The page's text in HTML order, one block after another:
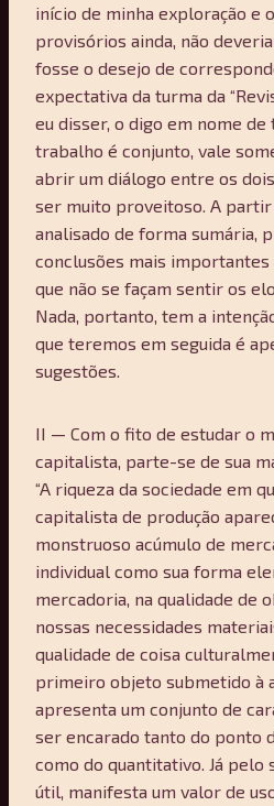
início de minha exploração e
provisórios ainda, não
fosse o desejo de
expectativa da turma da
eu disser, o digo em nome de
trabalho é conjunto, vale
abrir um diálogo entre os
ser muito proveitoso. A
analisado de forma sumária,
conclusões mais importantes
que não se façam sentir os
Nada, portanto, tem a
que teremos em seguida é
sugestões.
II — Com o fito de estudar o
capitalista, parte-se de sua
“A riqueza da sociedade em
capitalista de produção
monstruoso acúmulo de
individual como sua forma
mercadoria, na qualidade de
nossas necessidades
qualidade de coisa
primeiro objeto submetido à
apresenta um conjunto de
ser encarado tanto do ponto
como do quantitativo. Já
útil, manifesta um valor de